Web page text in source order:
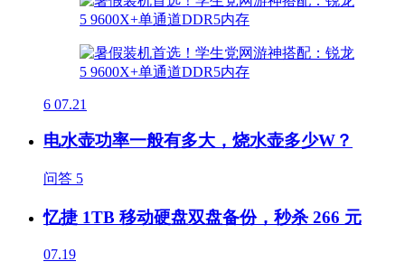
6 07.21
电水壶功率一般有多大，烧水壶多少W？
问答 5
忆捷 1TB 移动硬盘双盘备份，秒杀 266 元
07.19